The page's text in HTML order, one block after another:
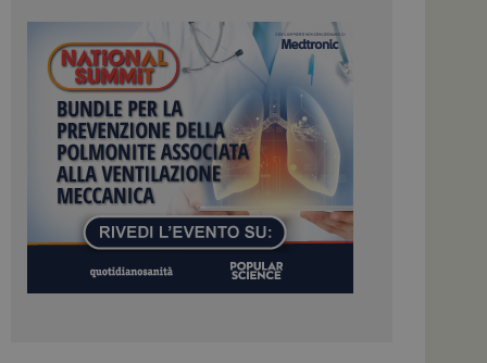
di analisi dei
piattaforma di
carico, questo
sessione di
gestite dallo
sul linguaggio
utilizzato per
Normalmente è
il modo in cui
il sito, ma un
di accesso per un
visitatore.